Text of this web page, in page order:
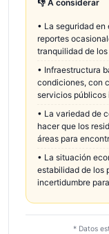
👎 A considerar
• La seguridad en
reportes
tranquilidad de
• Infraestructura
condiciones, con
servicios públicos
• La variedad de
hacer que los
áreas para
• La situación
estabilidad de los
incertidumbre
* Datos